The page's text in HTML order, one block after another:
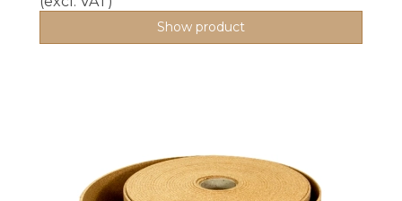
Show product